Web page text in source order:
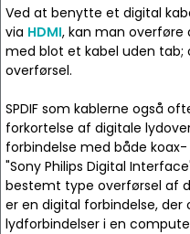
Ved at benytte et digital
via HDMI, kan man overføre
med blot et kabel uden tab;
overførsel.
SPDIF som kablerne også
forkortelse af digitale
forbindelse med både
"Sony Philips Digital
bestemt type overførsel af
er en digital forbindelse,
lydforbindelser i en